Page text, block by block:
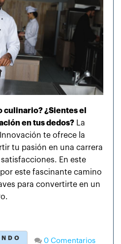
culinario? ¿Sientes el
en tus dedos? La
te ofrece la
tu pasión en una carrera
En este
este fascinante camino
para convertirte en un
0 Comentarios